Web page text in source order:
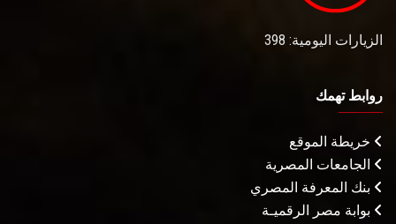
الزيارات اليومية: 398
روابط تهمك
خريطة الموقع
الجامعات المصرية
بنك المعرفة المصري
بوابة مصر الرقميـة